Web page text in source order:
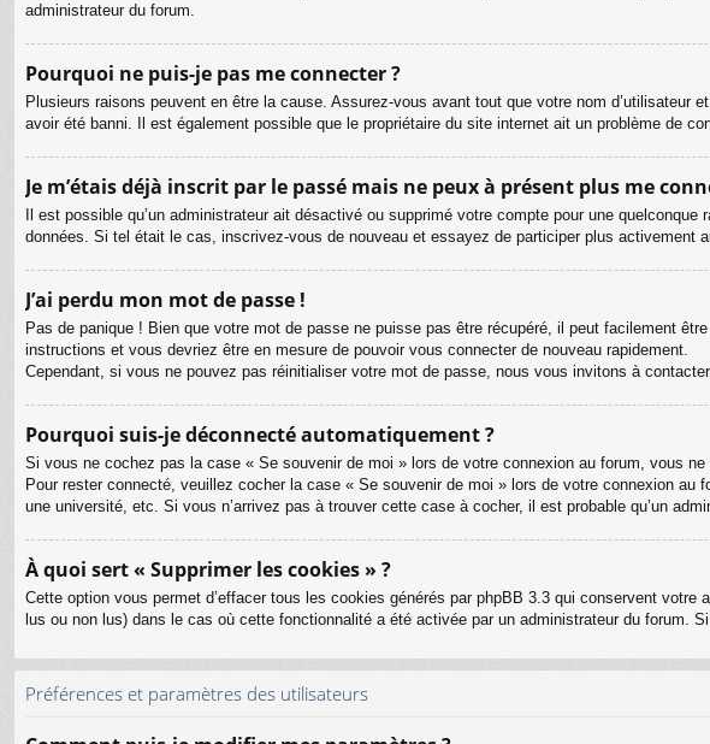
administrateur du forum.
Pourquoi ne puis-je pas me connecter ?
Plusieurs raisons peuvent en être la cause. Assurez-vous avant tout que votre nom
avoir été banni. Il est également possible que le propriétaire du site internet ait un problème de
Je m’étais déjà inscrit par le passé mais ne peux à présent plus me
Il est possible qu’un administrateur ait désactivé ou supprimé votre compte pour une
données. Si tel était le cas, inscrivez-vous de nouveau et essayez de participer plus activement
J’ai perdu mon mot de passe !
Pas de panique ! Bien que votre mot de passe ne puisse pas être récupéré, il peut facilement
instructions et vous devriez être en mesure de pouvoir vous connecter de nouveau rapidement.
Cependant, si vous ne pouvez pas réinitialiser votre mot de passe, nous vous invitons à
Pourquoi suis-je déconnecté automatiquement ?
Si vous ne cochez pas la case « Se souvenir de moi » lors de votre connexion au forum, vous
Pour rester connecté, veuillez cocher la case « Se souvenir de moi » lors de votre connexion
une université, etc. Si vous n’arrivez pas à trouver cette case à cocher, il est probable qu’un
À quoi sert « Supprimer les cookies » ?
Cette option vous permet d’effacer tous les cookies générés par phpBB 3.3 qui conservent
lus ou non lus) dans le cas où cette fonctionnalité a été activée par un administrateur du forum.
Préférences et paramètres des utilisateurs